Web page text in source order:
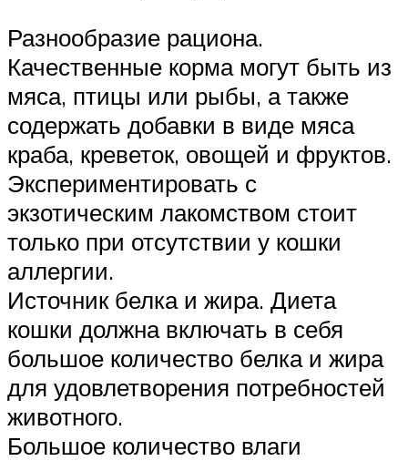
Разнообразие рациона.
Качественные корма могут быть из
мяса, птицы или рыбы, а также
содержать добавки в виде мяса
краба, креветок, овощей и фруктов.
Экспериментировать с
экзотическим лакомством стоит
только при отсутствии у кошки
аллергии.
Источник белка и жира. Диета
кошки должна включать в себя
большое количество белка и жира
для удовлетворения потребностей
животного.
Большое количество влаги